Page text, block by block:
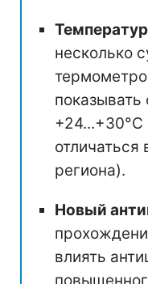
несколько
отличаться
региона).
Новый
влиять